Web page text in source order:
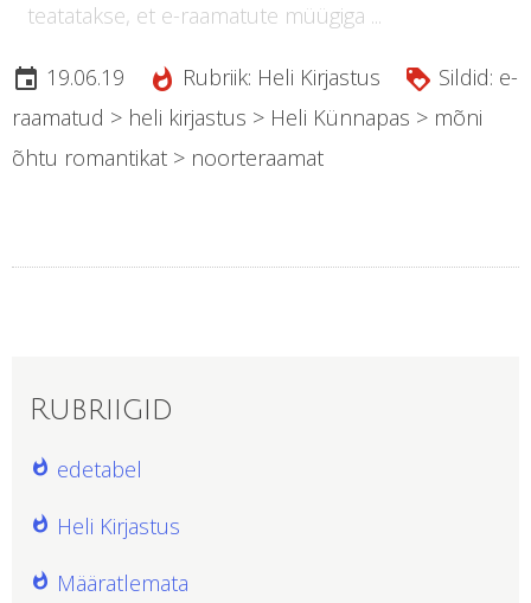
teatatakse, et e-raamatute müügiga ...
insert_invitation 19.06.19 whatshot Rubriik: Heli Kirjastus loyalty Sildid: e-
raamatud > heli kirjastus > Heli Künnapas > mõni
õhtu romantikat > noorteraamat
Rubriigid
edetabel
Heli Kirjastus
Määratlemata